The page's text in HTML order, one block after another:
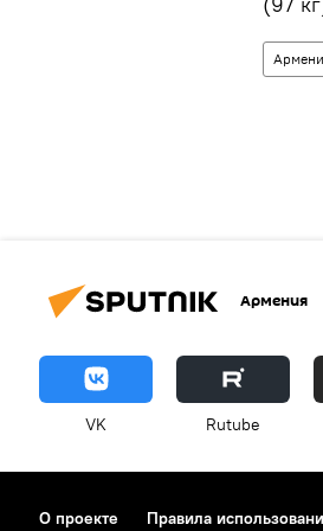
Армения
VK Rutube
О проекте Правила